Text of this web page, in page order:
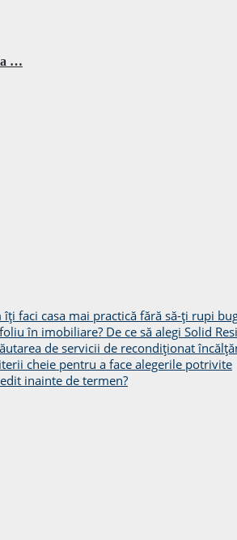
…
faci casa mai practică fără să-ți rupi
în imobiliare? De ce să alegi Solid
de servicii de recondiționat
cheie pentru a face alegerile potrivite
inainte de termen?